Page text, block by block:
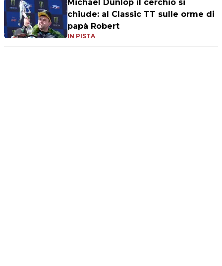
Michael Dunlop il cerchio si
chiude: al Classic TT sulle orme di
papà Robert
IN PISTA